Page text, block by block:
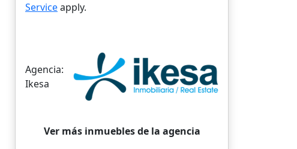
Serviceapply.
Agencia:
Ikesa
Ver más inmuebles de la agencia